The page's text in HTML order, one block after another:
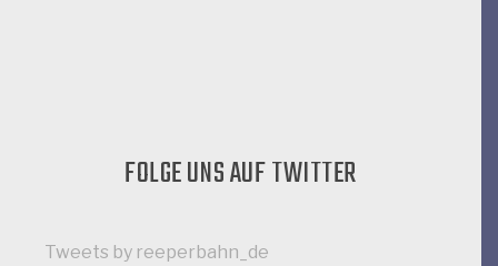
FOLGE UNS AUF TWITTER
Tweets by reeperbahn_de